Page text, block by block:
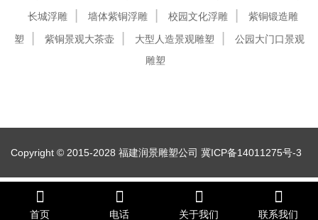
长城浮雕
墙体紫铜浮雕 校园文化浮雕
紫铜锻造雕
塑
紫铜景观大茶壶 大型人造景观雕塑
公园大门口景观
雕塑
Copyright © 2015-2028 福建润景雕塑公司 冀ICP备14011275号-3
首页 电话 关于我们 联系我们